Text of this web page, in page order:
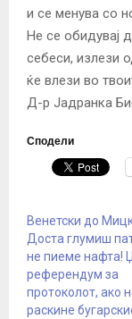
и се менува со
Не се обидувај
себеси, излези
ќе влези во
Д-р Јадранка
Сподели
Венетски до
Доста глумиш
не пиеме нафта!
референдум за
протоколот, ако
раскине